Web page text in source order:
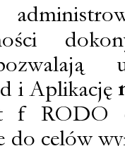
i Aplikację
RODO
do celów